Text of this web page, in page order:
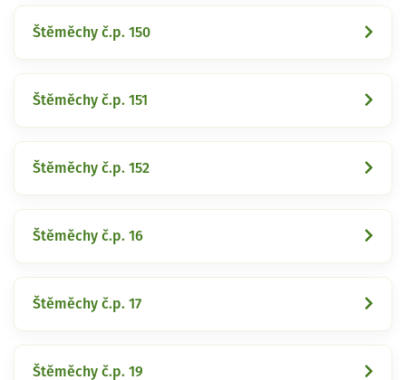
Štěměchy č.p. 150
Štěměchy č.p. 151
Štěměchy č.p. 152
Štěměchy č.p. 16
Štěměchy č.p. 17
Štěměchy č.p. 19